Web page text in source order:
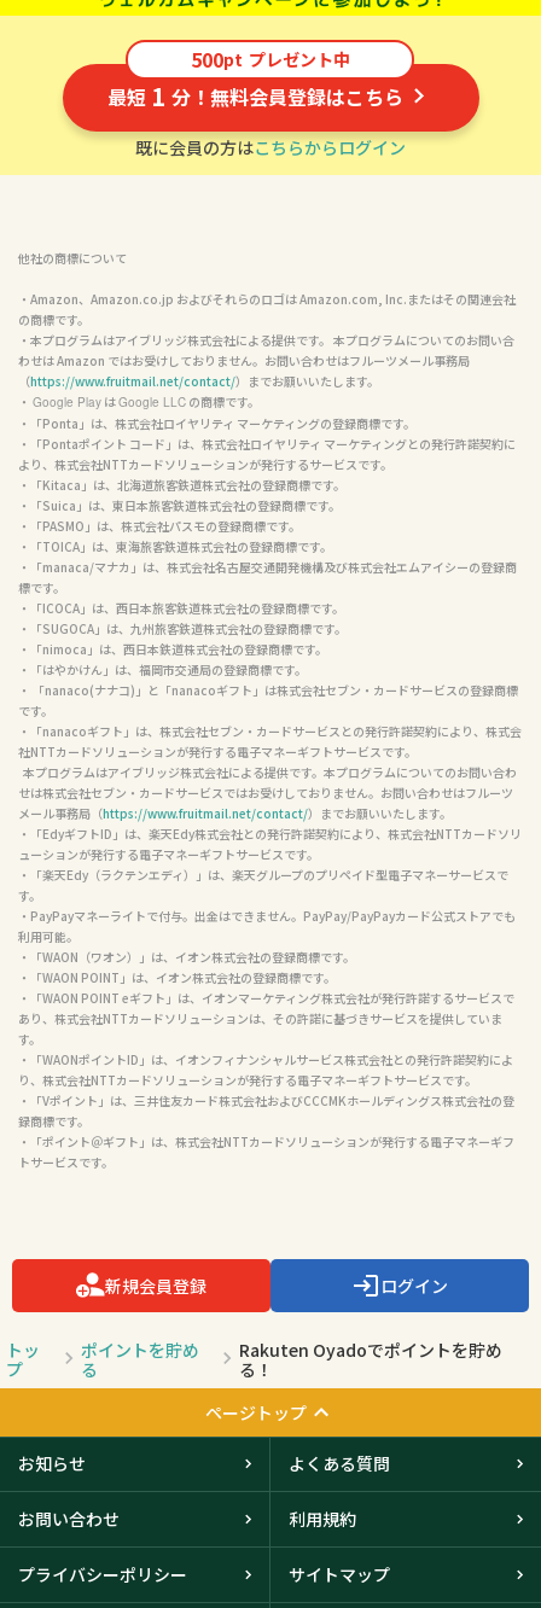
500pt プレゼント中
最短 1 分！無料会員登録はこちら
既に会員の方はこちらからログイン
他社の商標について
・Amazon、Amazon.co.jp およびそれらのロゴは Amazon.com, Inc.またはその関連会社
の商標です。
・本プログラムはアイブリッジ株式会社による提供です。 本プログラムについてのお問い合
わせは Amazon ではお受けしておりません。お問い合わせはフルーツメール事務局
（https://www.fruitmail.net/contact/）までお願いいたします。
・ Google Play は Google LLC の商標です。
・「Ponta」は、株式会社ロイヤリティ マーケティングの登録商標です。
・「Pontaポイント コード」は、株式会社ロイヤリティ マーケティングとの発行許諾契約に
より、株式会社NTTカードソリューションが発行するサービスです。
・「Kitaca」は、北海道旅客鉄道株式会社の登録商標です。
・「Suica」は、東日本旅客鉄道株式会社の登録商標です。
・「PASMO」は、株式会社パスモの登録商標です。
・「TOICA」は、東海旅客鉄道株式会社の登録商標です。
・「manaca/マナカ」は、株式会社名古屋交通開発機構及び株式会社エムアイシーの登録商
標です。
・「ICOCA」は、西日本旅客鉄道株式会社の登録商標です。
・「SUGOCA」は、九州旅客鉄道株式会社の登録商標です。
・「nimoca」は、西日本鉄道株式会社の登録商標です。
・「はやかけん」は、福岡市交通局の登録商標です。
・ 「nanaco(ナナコ)」と「nanacoギフト」は株式会社セブン・カードサービスの登録商標
です。
・「nanacoギフト」は、株式会社セブン・カードサービスとの発行許諾契約により、株式会
社NTTカードソリューションが発行する電子マネーギフトサービスです。
せは株式会社セブン・カードサービスではお受けしておりません。お問い合わせはフルーツ
メール事務局（https://www.fruitmail.net/contact/）までお願いいたします。
・「EdyギフトID」は、楽天Edy株式会社との発行許諾契約により、株式会社NTTカードソリ
ューションが発行する電子マネーギフトサービスです。
・「楽天Edy（ラクテンエディ）」は、楽天グループのプリペイド型電子マネーサービスで
す。
・PayPayマネーライトで付与。出金はできません。PayPay/PayPayカード公式ストアでも
利用可能。
・「WAON（ワオン）」は、イオン株式会社の登録商標です。
・「WAON POINT」は、イオン株式会社の登録商標です。
・「WAON POINT eギフト」は、イオンマーケティング株式会社が発行許諾するサービスで
あり、株式会社NTTカードソリューションは、その許諾に基づきサービスを提供していま
す。
・「WAONポイントID」は、イオンフィナンシャルサービス株式会社との発行許諾契約によ
り、株式会社NTTカードソリューションが発行する電子マネーギフトサービスです。
・「Vポイント」は、三井住友カード株式会社およびCCCMKホールディングス株式会社の登
録商標です。
・「ポイント＠ギフト」は、株式会社NTTカードソリューションが発行する電子マネーギフ
トサービスです。
新規会員登録 ログイン
トッ
プ
ポイントを貯め
る
Rakuten Oyadoでポイントを貯め
る！
ページトップ
お知らせ よくある質問
お問い合わせ 利用規約
プライバシーポリシー サイトマップ